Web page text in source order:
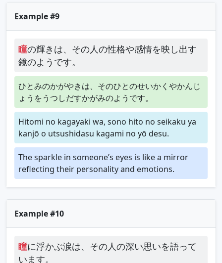
Example #9
瞳の輝きは、その人の性格や感情を映し出す
鏡のようです。
ひとみのかがやきは、そのひとのせいかくやかんじ
ょうをうつしだすかがみのようです。
Hitomi no kagayaki wa, sono hito no seikaku ya
kanjō o utsushidasu kagami no yō desu.
The sparkle in someone’s eyes is like a mirror
reflecting their personality and emotions.
Example #10
瞳に浮かぶ涙は、その人の深い思いを語って
います。